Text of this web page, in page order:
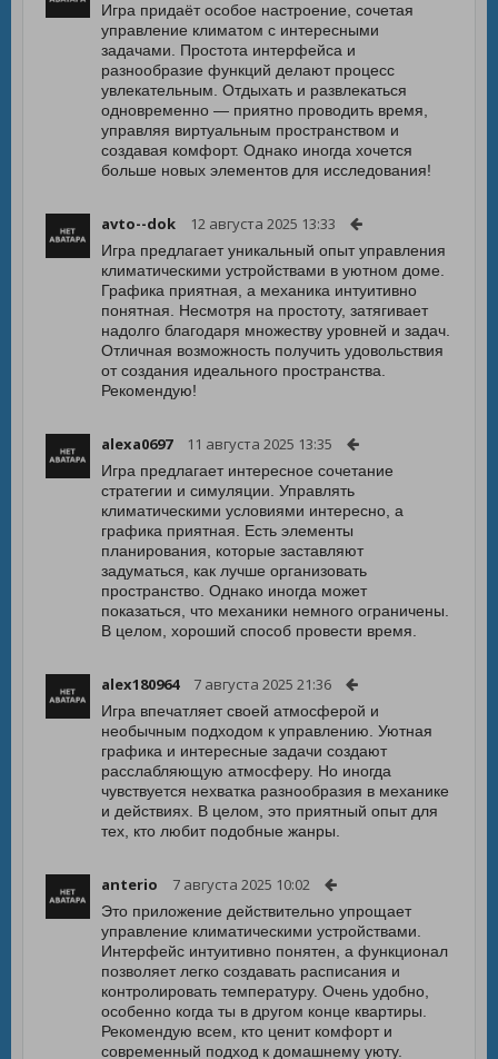
Игра придаёт особое настроение, сочетая
управление климатом с интересными
задачами. Простота интерфейса и
разнообразие функций делают процесс
увлекательным. Отдыхать и развлекаться
одновременно — приятно проводить время,
управляя виртуальным пространством и
создавая комфорт. Однако иногда хочется
больше новых элементов для исследования!
avto--dok 12 августа 2025 13:33
Игра предлагает уникальный опыт управления
климатическими устройствами в уютном доме.
Графика приятная, а механика интуитивно
понятная. Несмотря на простоту, затягивает
надолго благодаря множеству уровней и задач.
Отличная возможность получить удовольствия
от создания идеального пространства.
Рекомендую!
alexa0697 11 августа 2025 13:35
Игра предлагает интересное сочетание
стратегии и симуляции. Управлять
климатическими условиями интересно, а
графика приятная. Есть элементы
планирования, которые заставляют
задуматься, как лучше организовать
пространство. Однако иногда может
показаться, что механики немного ограничены.
В целом, хороший способ провести время.
alex180964 7 августа 2025 21:36
Игра впечатляет своей атмосферой и
необычным подходом к управлению. Уютная
графика и интересные задачи создают
расслабляющую атмосферу. Но иногда
чувствуется нехватка разнообразия в механике
и действиях. В целом, это приятный опыт для
тех, кто любит подобные жанры.
anterio 7 августа 2025 10:02
Это приложение действительно упрощает
управление климатическими устройствами.
Интерфейс интуитивно понятен, а функционал
позволяет легко создавать расписания и
контролировать температуру. Очень удобно,
особенно когда ты в другом конце квартиры.
Рекомендую всем, кто ценит комфорт и
современный подход к домашнему уюту.